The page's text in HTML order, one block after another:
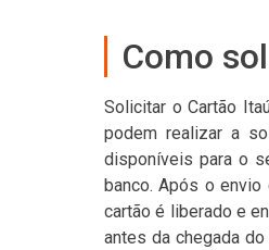
Como
Solicitar o Cartão
podem realizar a
disponíveis para o
banco. Após o
cartão é liberado e
antes da chegada